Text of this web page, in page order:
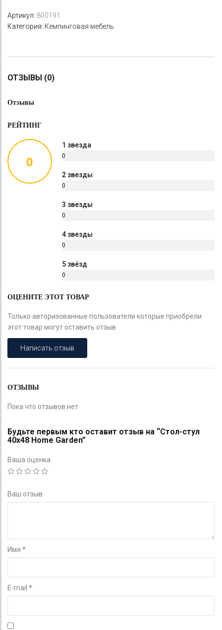
Артикул: 800191
Категория: Кемпинговая мебель
ОТЗЫВЫ (0)
Отзывы
РЕЙТИНГ
0
1 звезда
0
2 звезды
0
3 звезды
0
4 звезды
0
5 звёзд
0
ОЦЕНИТЕ ЭТОТ ТОВАР
Только авторизованные пользователи которые приобрели
этот товар могут оставить отзыв
Написать отзыв
ОТЗЫВЫ
Пока что отзывов нет
Будьте первым кто оставит отзыв на “Стол-стул
40х48 Home Garden”
Ваша оценка
Ваш отзыв
Имя *
E-mail *